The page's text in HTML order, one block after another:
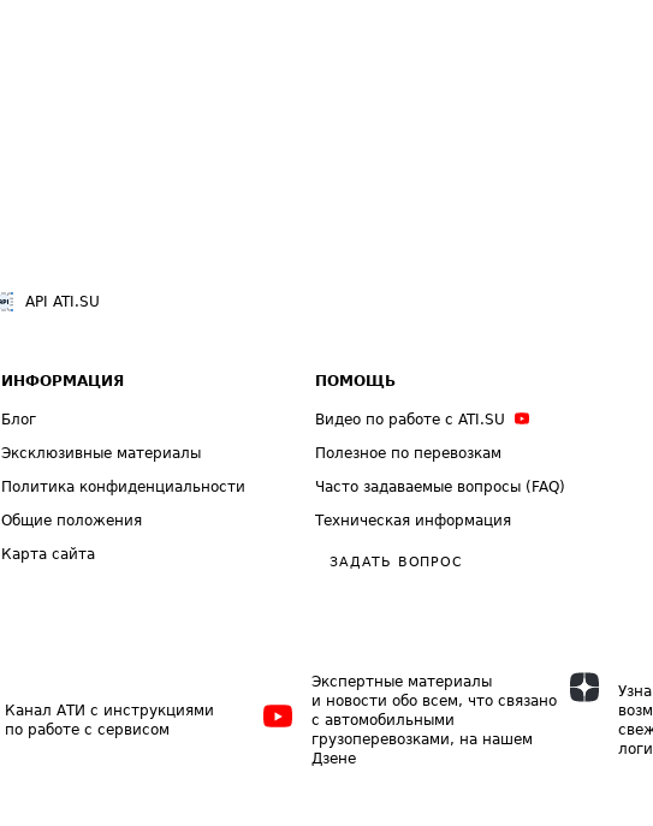
API ATI.SU
ИНФОРМАЦИЯ
Блог
Эксклюзивные материалы
Политика конфиденциальности
Общие положения
Карта сайта
ПОМОЩЬ
Видео по работе с ATI.SU
Полезное по перевозкам
Часто задаваемые вопросы (FAQ)
Техническая информация
ЗАДАТЬ ВОПРОС
Канал АТИ с инструкциями
по работе с сервисом
Экспертные материалы
и новости обо всем, что связано
с автомобильными
грузоперевозками, на нашем
Дзене